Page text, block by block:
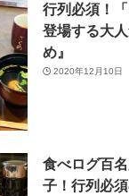
行列必須！
登場する大
め』
2020年12月10日
食べログ百
子！行列必